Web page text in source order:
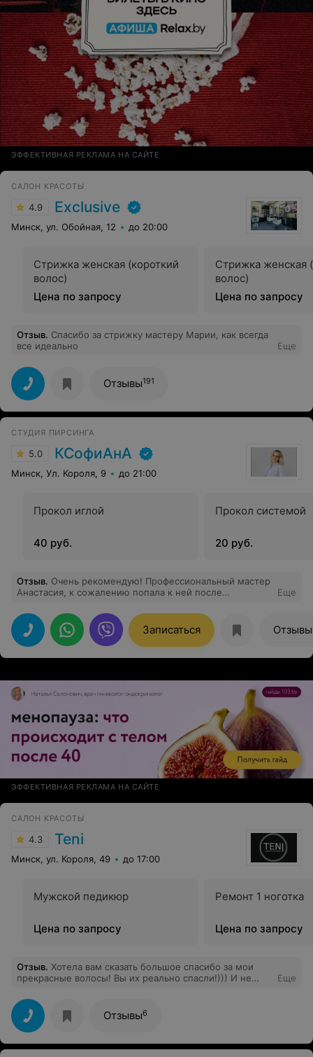
ЭФФЕКТИВНАЯ РЕКЛАМА НА САЙТЕ
САЛОН КРАСОТЫ
4.9 Exclusive
Минск, ул. Обойная, 12 до 20:00
Стрижка женская (короткий
волос)
Цена по запросу
Стрижка женская
волос)
Цена по запросу
Отзыв. Спасибо за стрижку мастеру Марии, как всегда
все идеально
Еще
Отзывы191
СТУДИЯ ПИРСИНГА
5.0 КСофиАнА
Минск, Ул. Короля, 9 до 21:00
Прокол иглой
40 руб.
Прокол системой
20 руб.
Отзыв. Очень рекомендую! Профессиональный мастер
Анастасия, к сожалению попала к ней после
профессионально и с заботой исправляет. Спасибо
огромное Анастасии, что приняла меня, не оставила с
проблемой, профессионально даёт рекомендации и
дальше взялась меня сопровождать, до исправления
всех косяков предыдущего "мастера"
Еще
Записаться Отзывы
ЭФФЕКТИВНАЯ РЕКЛАМА НА САЙТЕ
САЛОН КРАСОТЫ
4.3 Teni
Минск, ул. Короля, 49 до 17:00
Мужской педикюр
Цена по запросу
Ремонт 1 ноготка
Цена по запросу
Отзыв. Хотела вам сказать большое спасибо за мои
прекрасные волосы! Вы их реально спасли!))) И не
вообще)) К платью цветы просто шикарно подошли +
прическа и я чувствовала себя великолепно и даже
призадумалась чтобы и остаться в темном цвете)) Да и
в общем всем понравилась я темненькая)) Даже
некоторые сказали, что мне даже лучше чем блонд)))
Еще
Отзывы6